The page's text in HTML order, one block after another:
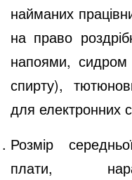
найманих
на право
напоями,
спирту),
для електронних
Розмір
плати,